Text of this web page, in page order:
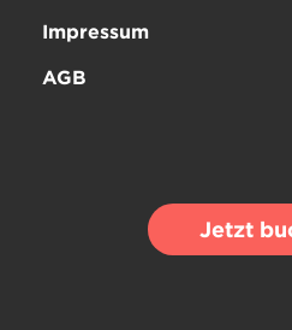
Impressum
AGB
Jetzt